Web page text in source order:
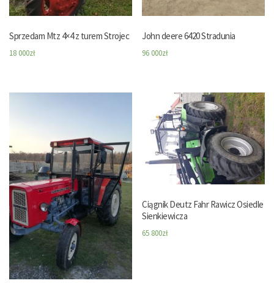
Sprzedam Mtz 4×4 z turem Strojec
18 000zł
John deere 6420 Stradunia
96 000zł
Ciągnik Deutz Fahr Rawicz Osiedle
Sienkiewicza
65 800zł